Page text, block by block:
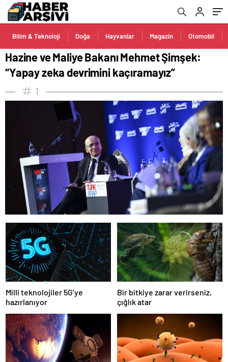
Bilim & Teknoloji Doğa Hayvanlar Magazin Otomobil
Hazine ve Maliye Bakanı Mehmet Şimşek:
“Yapay zeka devrimini kaçıramayız”
1
Milli teknolojiler 5G’ye
hazırlanıyor
Bir bitkiye zarar verirseniz,
çığlık atar